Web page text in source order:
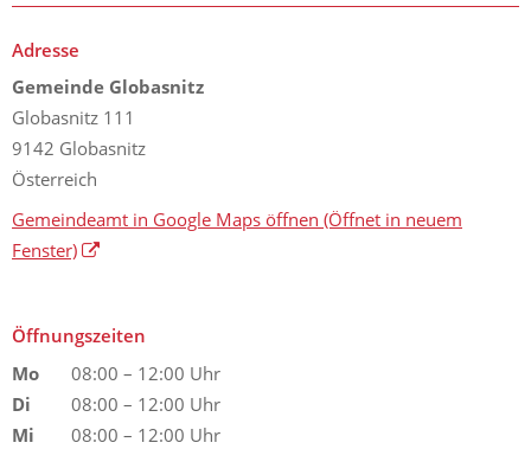
Adresse
Gemeinde Globasnitz
Globasnitz 111
9142 Globasnitz
Österreich
Gemeindeamt in Google Maps öffnen (Öffnet in neuem
Fenster)
Öffnungszeiten
Mo
08:00 – 12:00 Uhr
Di
08:00 – 12:00 Uhr
Mi
08:00 – 12:00 Uhr